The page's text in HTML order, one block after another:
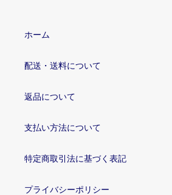
ホーム
配送・送料について
返品について
支払い方法について
特定商取引法に基づく表記
プライバシーポリシー